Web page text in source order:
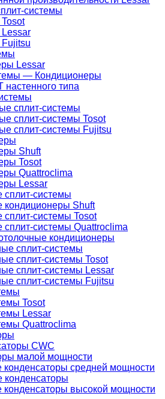
системы
Lessar
Fujitsu
Lessar
— Кондиционеры
типа
сплит-системы
сплит-системы Tosot
сплит-системы Fujitsu
Shuft
Tosot
Quattroclima
Lessar
сплит-системы
кондиционеры Shuft
системы Tosot
системы Quattroclima
кондиционеры
сплит-системы
сплит-системы Tosot
сплит-системы Lessar
сплит-системы Fujitsu
Tosot
Lessar
Quattroclima
CWC
малой мощности
средней мощности
высокой мощности